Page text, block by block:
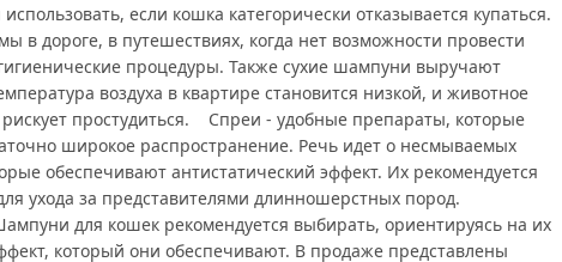
если кошка категорически отказывается купаться.
в дороге, в путешествиях, когда нет возможности провести
процедуры. Также сухие шампуни выручают
воздуха в квартире становится низкой, и животное
рискует простудиться. Спреи - удобные препараты, которые
широкое распространение. Речь идет о несмываемых
обеспечивают антистатический эффект. Их рекомендуется
ухода за представителями длинношерстных пород.
для кошек рекомендуется выбирать, ориентируясь на их
который они обеспечивают. В продаже представлены